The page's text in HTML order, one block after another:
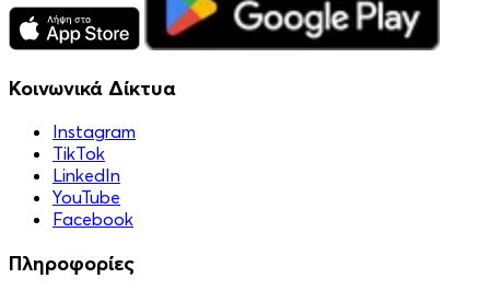
Κοινωνικά Δίκτυα
Instagram
TikTok
LinkedIn
YouTube
Facebook
Πληροφορίες